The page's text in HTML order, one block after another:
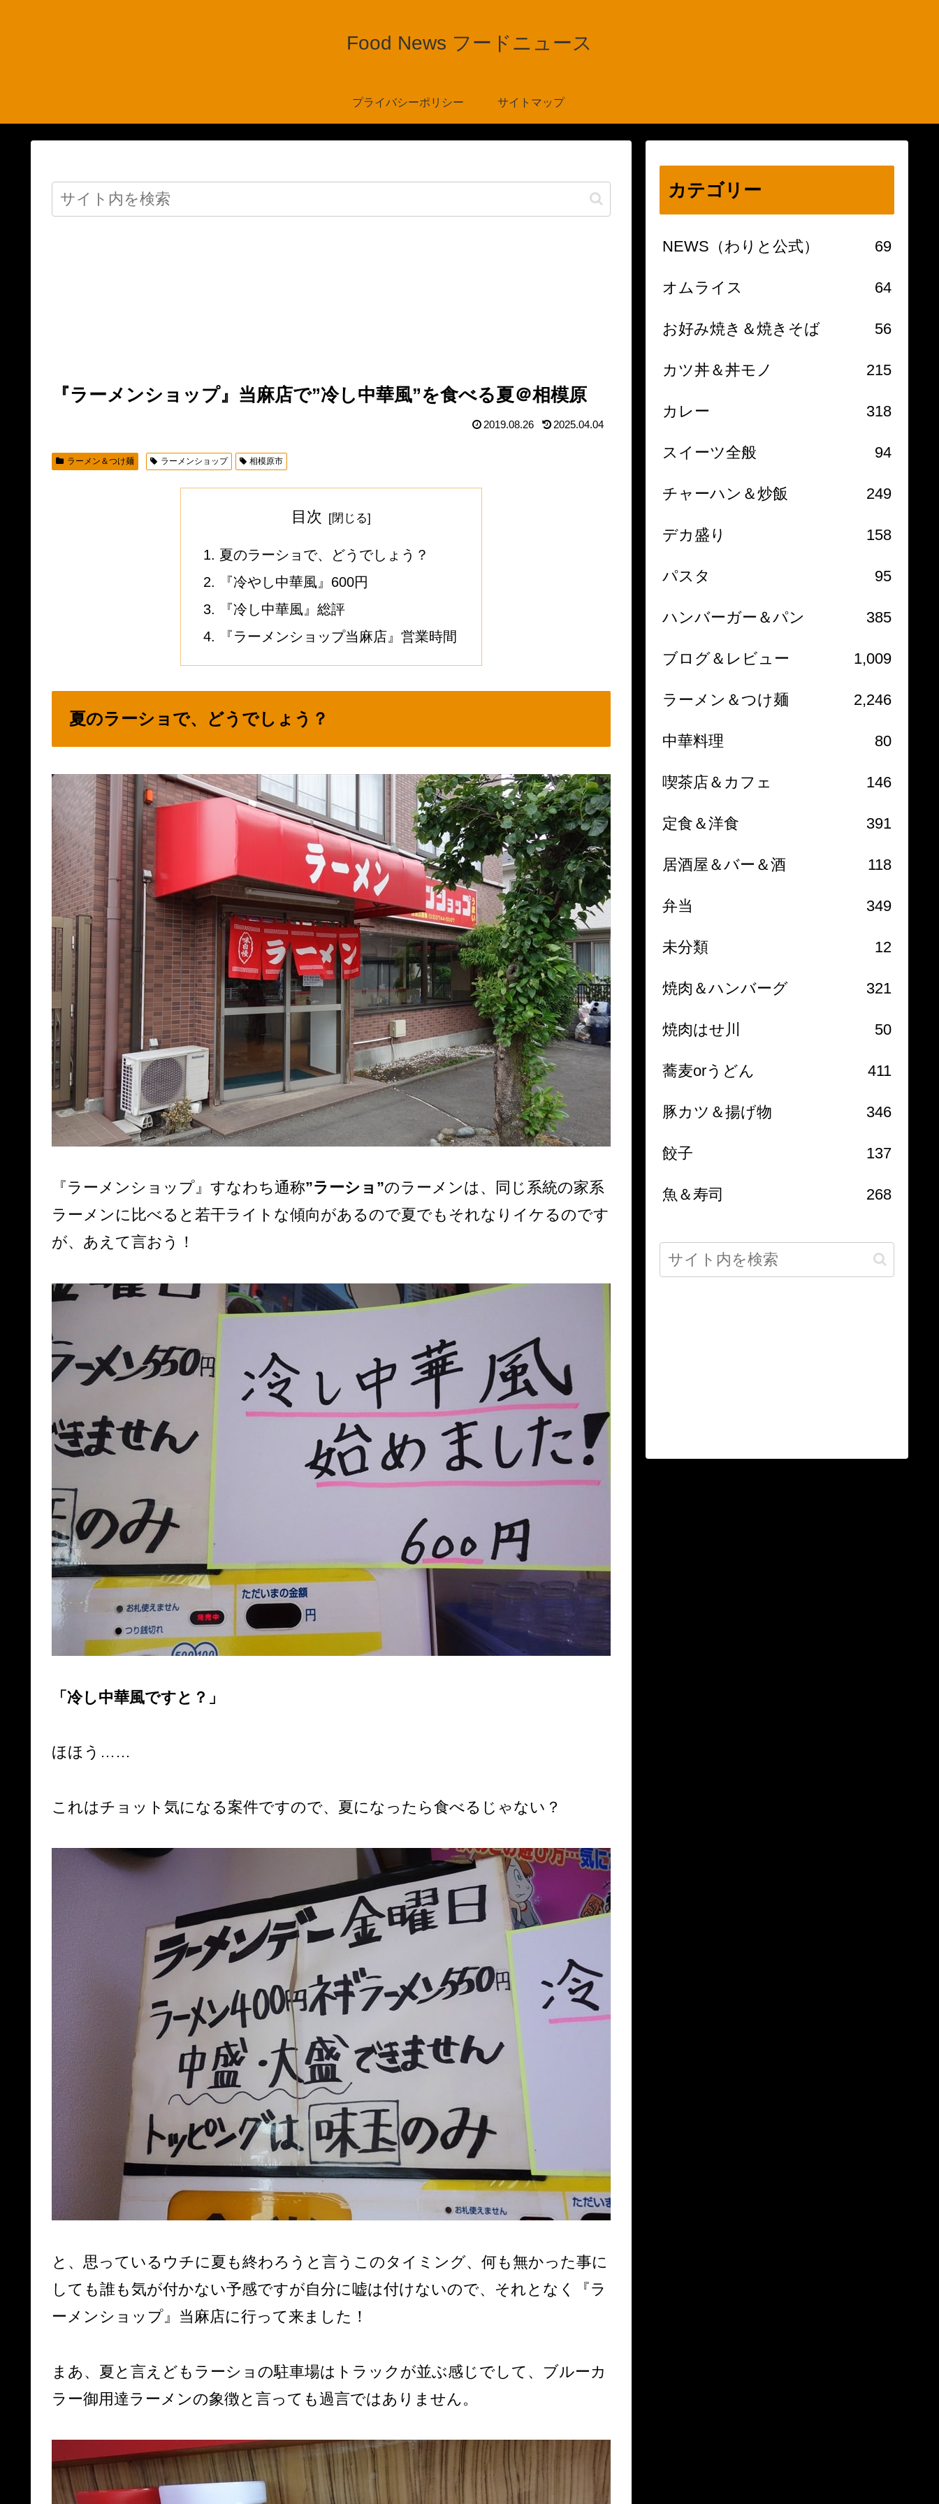
Food News フードニュース
プライバシーポリシー サイトマップ
『ラーメンショップ』当麻店で”冷し中華風”を食べる夏＠相模原
2019.08.26 2025.04.04
ラーメン＆つけ麺 ラーメンショップ 相模原市
目次
夏のラーショで、どうでしょう？
『冷やし中華風』600円
『冷し中華風』総評
『ラーメンショップ当麻店』営業時間
夏のラーショで、どうでしょう？
『ラーメンショップ』すなわち通称”ラーショ”のラーメンは、同じ系統の家系
ラーメンに比べると若干ライトな傾向があるので夏でもそれなりイケるのです
が、あえて言おう！
「冷し中華風ですと？」
ほほう……
これはチョット気になる案件ですので、夏になったら食べるじゃない？
と、思っているウチに夏も終わろうと言うこのタイミング、何も無かった事に
しても誰も気が付かない予感ですが自分に嘘は付けないので、それとなく『ラ
ーメンショップ』当麻店に行って来ました！
まあ、夏と言えどもラーショの駐車場はトラックが並ぶ感じでして、ブルーカ
ラー御用達ラーメンの象徴と言っても過言ではありません。
カテゴリー
NEWS（わりと公式） 69
オムライス 64
お好み焼き＆焼きそば 56
カツ丼＆丼モノ 215
カレー 318
スイーツ全般 94
チャーハン＆炒飯 249
デカ盛り 158
パスタ 95
ハンバーガー＆パン 385
ブログ＆レビュー 1,009
ラーメン＆つけ麺 2,246
中華料理 80
喫茶店＆カフェ 146
定食＆洋食 391
居酒屋＆バー＆酒 118
弁当 349
未分類 12
焼肉＆ハンバーグ 321
焼肉はせ川 50
蕎麦orうどん 411
豚カツ＆揚げ物 346
餃子 137
魚＆寿司 268